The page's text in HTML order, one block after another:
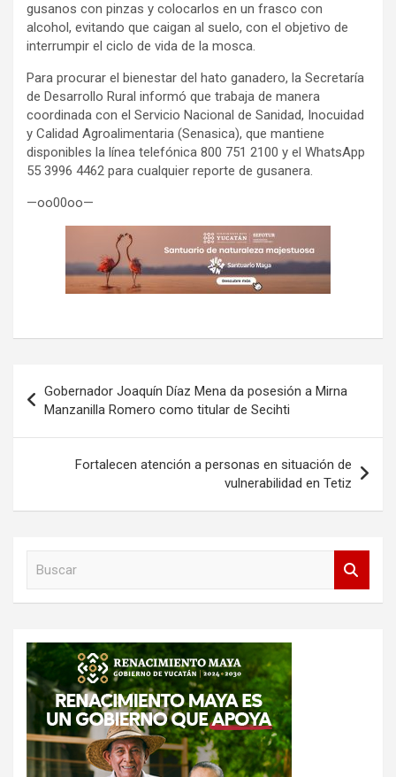
gusanos con pinzas y colocarlos en un frasco con
alcohol, evitando que caigan al suelo, con el objetivo de
interrumpir el ciclo de vida de la mosca.
Para procurar el bienestar del hato ganadero, la Secretaría
de Desarrollo Rural informó que trabaja de manera
coordinada con el Servicio Nacional de Sanidad, Inocuidad
y Calidad Agroalimentaria (Senasica), que mantiene
disponibles la línea telefónica 800 751 2100 y el WhatsApp
55 3996 4462 para cualquier reporte de gusanera.
—oo00oo—
de
entradas
Gobernador Joaquín Díaz Mena da posesión a Mirna
Manzanilla Romero como titular de Secihti
Fortalecen atención a personas en situación de
vulnerabilidad en Tetiz
r